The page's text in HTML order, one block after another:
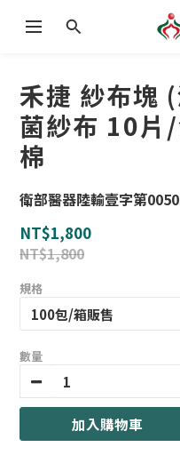
禾捷 紗布塊
菌紗布 10片
棉
衛部醫器陸輸壹字第
NT$1,800
NT$1,800
規格
數量
加入購物車